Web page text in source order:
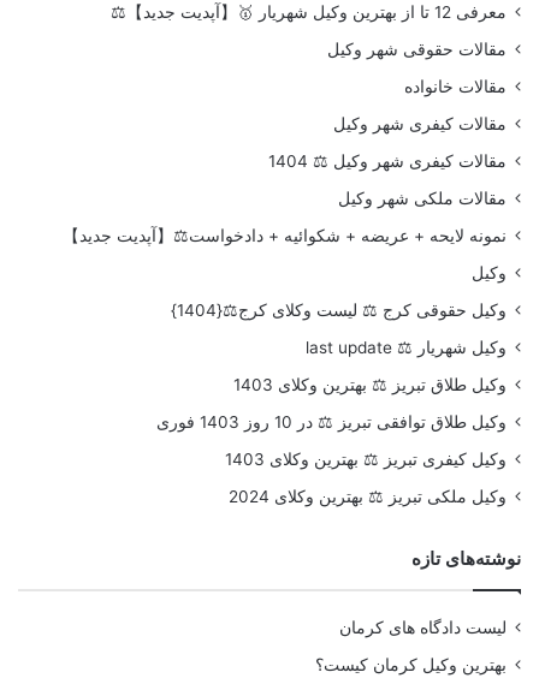
معرفی 12 تا از بهترین وکیل شهریار 🥇【آپدیت جدید】⚖️
مقالات حقوقی شهر وکیل
مقالات خانواده
مقالات کیفری شهر وکیل
مقالات کیفری شهر وکیل ⚖️ 1404
مقالات ملکی شهر وکیل
نمونه لایحه + عریضه + شکوائیه + دادخواست⚖️【آپدیت جدید】
وکیل
وکیل حقوقی کرج ⚖️ لیست وکلای کرج⚖️{1404}
وکیل شهریار ⚖️ last update
وکیل طلاق تبریز ⚖️ بهترین وکلای 1403
وکیل طلاق توافقی تبریز ⚖️ در 10 روز 1403 فوری
وکیل کیفری تبریز ⚖️ بهترین وکلای 1403
وکیل ملکی تبریز ⚖️ بهترین وکلای 2024
نوشته‌های تازه
لیست دادگاه های کرمان
بهترین وکیل کرمان کیست؟